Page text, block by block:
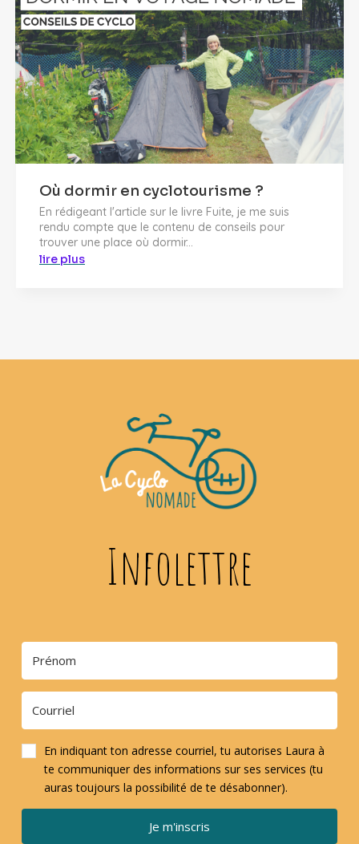
Où dormir en cyclotourisme ?
En rédigeant l'article sur le livre Fuite, je me suis
rendu compte que le contenu de conseils pour
trouver une place où dormir...
lire plus
Infolettre
En indiquant ton adresse courriel, tu autorises Laura à
te communiquer des informations sur ses services (tu
auras toujours la possibilité de te désabonner).
Je m'inscris